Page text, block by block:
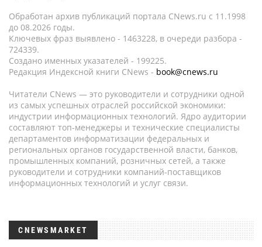
Обработан архив публикаций портала CNews.ru c 11.1998
до 08.2026 годы.
Ключевых фраз выявлено - 1463228, в очереди разбора -
724339.
Создано именных указателей - 199225.
Редакция Индексной книги CNews - book@cnews.ru
Читатели CNews — это руководители и сотрудники одной
из самых успешных отраслей российской экономики:
индустрии информационных технологий. Ядро аудитории
составляют топ-менеджеры и технические специалисты
департаментов информатизации федеральных и
региональных органов государственной власти, банков,
промышленных компаний, розничных сетей, а также
руководители и сотрудники компаний-поставщиков
информационных технологий и услуг связи.
CNEWSMARKET